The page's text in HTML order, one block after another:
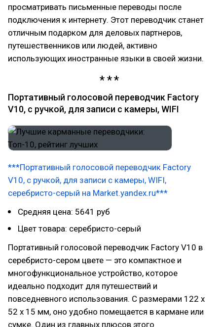
просматривать письменные переводы после
подключения к интернету. Этот переводчик станет
отличным подарком для деловых партнеров,
путешественников или людей, активно
использующих иностранные языки в своей жизни.
Портативный голосовой переводчик Factory
V10, с ручкой, для записи с камеры, WIFI
***Портативный голосовой переводчик Factory
V10, с ручкой, для записи с камеры, WIFI,
серебристо-серый на Market.yandex.ru***
Средняя цена: 5641 руб
Цвет товара: серебристо-серый
Портативный голосовой переводчик Factory V10 в
серебристо-сером цвете — это компактное и
многофункциональное устройство, которое
идеально подходит для путешествий и
повседневного использования. С размерами 122 x
52 x 15 мм, оно удобно помещается в кармане или
сумке. Один из главных плюсов этого